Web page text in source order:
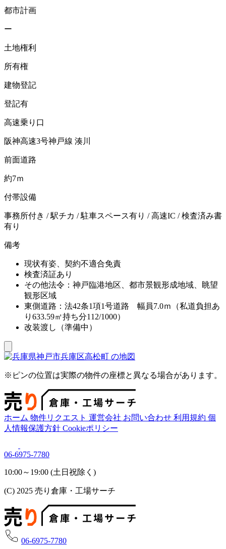
都市計画
ー
土地権利
所有権
建物登記
登記有
高速乗り口
阪神高速3号神戸線 湊川
前面道路
約7ｍ
付帯設備
事務所付き / 駅チカ / 駐車スペース有り / 高速IC / 検査済み書
有り
備考
現状有姿、契約不適合免責
検査済証あり
その他法令：神戸臨港地区、都市景観形成地域、眺望
観形区域
東側道路：法42条1項1号道路 幅員7.0ｍ（私道負担あ
り633.59㎡持ち分112/1000）
改装渡し（準備中）
※ピンの位置は実際の物件の座標と異なる場合があります。
ホーム 物件リクエスト 運営会社 お問い合わせ 利用規約 個
人情報保護方針 Cookieポリシー
06-6975-7780
10:00～19:00 (土日祝除く)
(C) 2025 売り倉庫・工場サーチ
06-6975-7780